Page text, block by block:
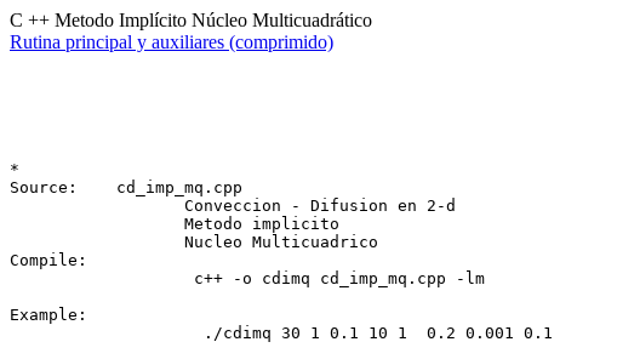
C ++ Metodo Implícito Núcleo Multicuadrático
Rutina principal y auxiliares (comprimido)
*
Source:    cd_imp_mq.cpp
                  Conveccion - Difusion en 2-d
                  Metodo implicito
                  Nucleo Multicuadrico
Compile:
                   c++ -o cdimq cd_imp_mq.cpp -lm
Example:
                    ./cdimq 30 1 0.1 10 1  0.2 0.001 0.1